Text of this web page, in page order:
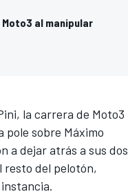
al manipular
, la carrera de Moto3
pole sobre Máximo
a dejar atrás a sus dos
resto del pelotón,